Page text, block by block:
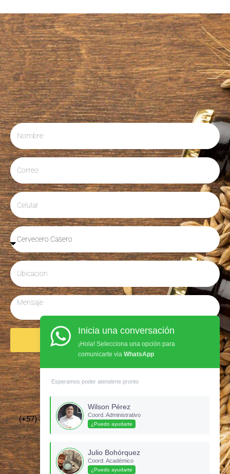
Enviar
Síguenos en Instagram
(+57) 3135437210 –cervecerosdecolombia@gmail.com
Inicia una conversación
¡Hola! Selecciona una opción para
comunicarte via WhatsApp
Esperamos poder atenderte pronto
Wilson Pérez
Coord. Administrativo
¿Puedo ayudarte
Julio Bohórquez
Coord. Académico
¿Puedo ayudarte